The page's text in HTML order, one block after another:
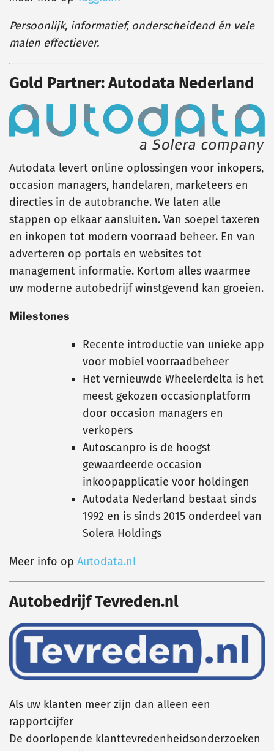
Persoonlijk, informatief, onderscheidend én vele
malen effectiever.
Gold Partner: Autodata Nederland
Autodata levert online oplossingen voor inkopers,
occasion managers, handelaren, marketeers en
directies in de autobranche. We laten alle
stappen op elkaar aansluiten. Van soepel taxeren
en inkopen tot modern voorraad beheer. En van
adverteren op portals en websites tot
management informatie. Kortom alles waarmee
uw moderne autobedrijf winstgevend kan groeien.
Milestones
Recente introductie van unieke app
voor mobiel voorraadbeheer
Het vernieuwde Wheelerdelta is het
meest gekozen occasionplatform
door occasion managers en
verkopers
Autoscanpro is de hoogst
gewaardeerde occasion
inkoopapplicatie voor holdingen
Autodata Nederland bestaat sinds
1992 en is sinds 2015 onderdeel van
Solera Holdings
Meer info op Autodata.nl
Autobedrijf Tevreden.nl
Als uw klanten meer zijn dan alleen een
rapportcijfer
De doorlopende klanttevredenheidsonderzoeken